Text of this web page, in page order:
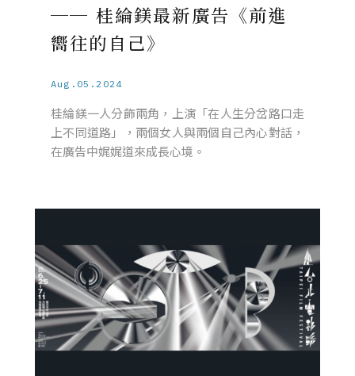
── 桂綸鎂最新廣告《前進
嚮往的自己》
Aug.05.2024
桂綸鎂一人分飾兩角，上演「在人生分岔路口走
上不同道路」，兩個女人與兩個自己內心對話，
在廣告中娓娓道來成長心境。